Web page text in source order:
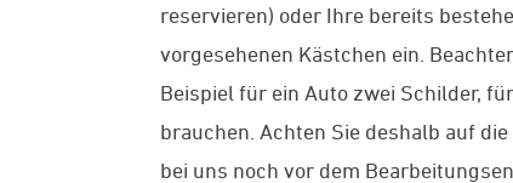
reservieren) oder Ihre bereits
vorgesehenen Kästchen ein.
Beispiel für ein Auto zwei Schilder,
brauchen. Achten Sie deshalb auf
bei uns noch vor dem